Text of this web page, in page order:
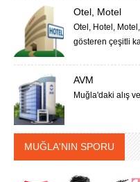
Otel, Motel
Otel, Hotel,
gösteren çeşitli
AVM
Muğla'daki alış
MUĞLA'NIN SPORU